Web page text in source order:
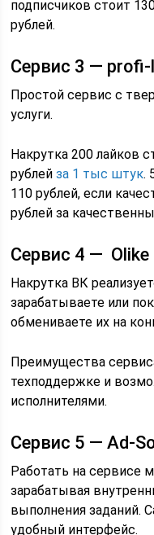
подписчиков стоит
рублей.
Сервис 3 — profi-
Простой сервис с
услуги.
Накрутка 200 лайков
рублейза 1 тыс штук.
110 рублей, если
рублей за
Сервис 4 — Olike
Накрутка ВК
зарабатываете или
обмениваете их на
Преимущества
техподдержке и
исполнителями.
Сервис 5 — Ad-
Работать на сервисе
зарабатывая
выполнения заданий.
удобный интерфейс.